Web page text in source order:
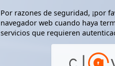
Por razones de seguridad, ¡por
navegador web cuando haya
servicios que requieren